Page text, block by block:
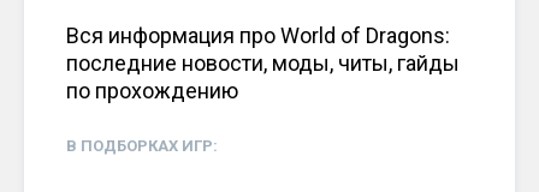
Вся информация про World of Dragons:
последние новости, моды, читы, гайды
по прохождению
В ПОДБОРКАХ ИГР: